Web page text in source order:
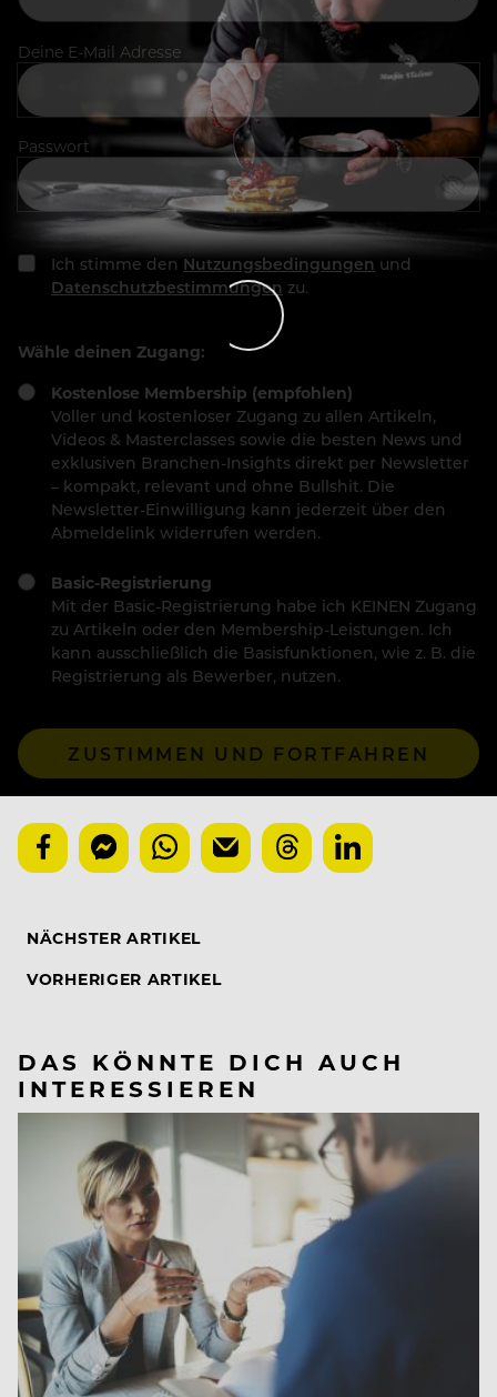
Deine E-Mail Adresse
Passwort
Ich stimme den Nutzungsbedingungen und
Datenschutzbestimmungen zu.
Wähle deinen Zugang:
Kostenlose Membership (empfohlen)
Voller und kostenloser Zugang zu allen Artikeln,
Videos & Masterclasses sowie die besten News und
exklusiven Branchen-Insights direkt per Newsletter
– kompakt, relevant und ohne Bullshit. Die
Newsletter-Einwilligung kann jederzeit über den
Abmeldelink widerrufen werden.
Basic-Registrierung
Mit der Basic-Registrierung habe ich KEINEN Zugang
zu Artikeln oder den Membership-Leistungen. Ich
kann ausschließlich die Basisfunktionen, wie z. B. die
Registrierung als Bewerber, nutzen.
ZUSTIMMEN UND FORTFAHREN
NÄCHSTER ARTIKEL
VORHERIGER ARTIKEL
DAS KÖNNTE DICH AUCH
INTERESSIEREN